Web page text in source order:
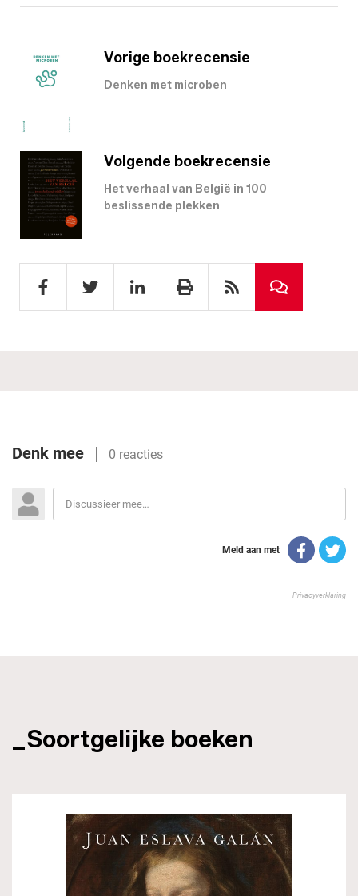
Vorige boekrecensie
Denken met microben
Volgende boekrecensie
Het verhaal van België in 100
beslissende plekken
_Soortgelijke boeken